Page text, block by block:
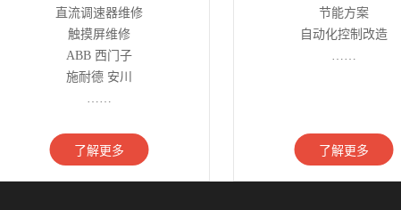
直流调速器维修
触摸屏维修
ABB 西门子
施耐德 安川
……
了解更多
节能方案
自动化控制改造
……
了解更多